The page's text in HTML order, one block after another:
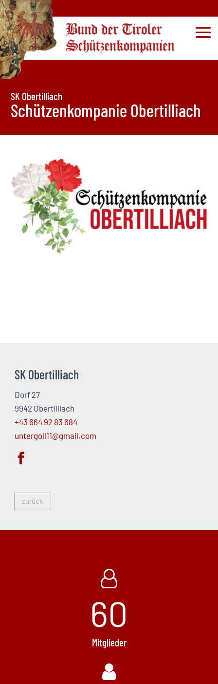
SK Obertilliach
Schützenkompanie Obertilliach
SK Obertilliach
Dorf 27
9942 Obertilliach
+43 664 92 83 684
untergoll11@gmail.com
zurück
60
Mitglieder